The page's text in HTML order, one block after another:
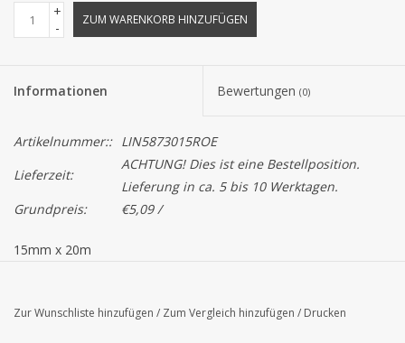
+
-
ZUM WARENKORB HINZUFÜGEN
Informationen Bewertungen (0)
Artikelnummer:: LIN5873015ROE
Lieferzeit:
ACHTUNG! Dies ist eine Bestellposition.
Lieferung in ca. 5 bis 10 Werktagen.
Grundpreis:
€5,09 /
15mm x 20m
abweichen!
Zur Wunschliste hinzufügen / Zum Vergleich hinzufügen / Drucken